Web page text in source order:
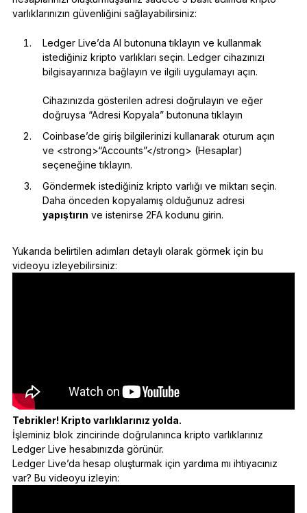
Sınırlı sayıda
Tüm ürünleri gör
Ledger imzalayıcıları karşılaştırın
varlıklarınızın güvenliğini sağlayabilirsiniz:
Ledger Live’da Al butonuna tıklayın ve kullanmak
istediğiniz kripto varlıkları seçin. Ledger cihazınızı
bilgisayarınıza bağlayın ve ilgili uygulamayı açın.
Cihazınızda gösterilen adresi doğrulayın ve eğer
doğruysa “Adresi Kopyala” butonuna tıklayın
Coinbase’de giriş bilgilerinizi kullanarak oturum açın
ve <strong>“Accounts”</strong> (Hesaplar)
seçeneğine tıklayın.
Göndermek istediğiniz kripto varlığı ve miktarı seçin.
Daha önceden kopyalamış olduğunuz adresi
yapıştırın ve istenirse 2FA kodunu girin.
Yukarıda belirtilen adımları detaylı olarak görmek için bu
videoyu izleyebilirsiniz:
Tebrikler! Kripto varlıklarınız yolda.
İşleminiz blok zincirinde doğrulanınca kripto varlıklarınız
Ledger Live hesabınızda görünür.
Ledger Live’da hesap oluşturmak için yardıma mı ihtiyacınız
var? Bu videoyu izleyin: